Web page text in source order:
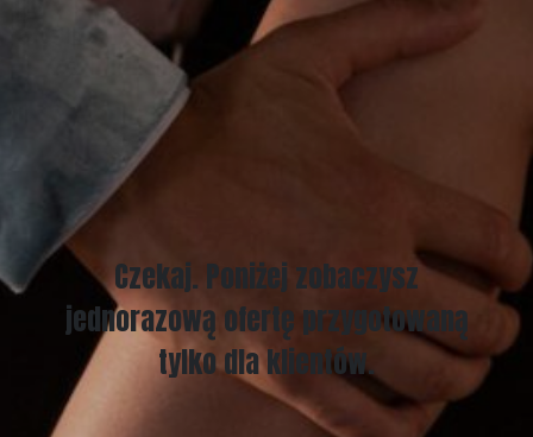
Czekaj. Poniżej zobaczysz
jednorazową ofertę przygotowaną
tylko dla klientów.